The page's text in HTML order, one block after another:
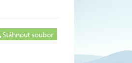
Stáhnout soubor